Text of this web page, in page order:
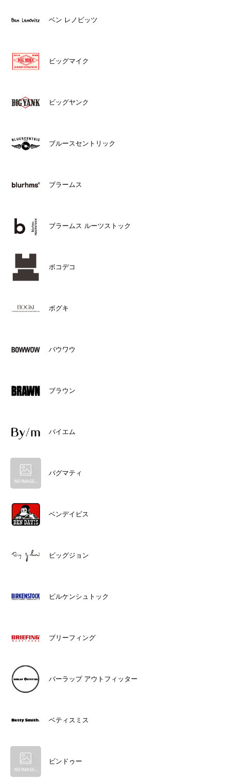
ベン レノビッツ
ビッグマイク
ビッグヤンク
ブルースセントリック
ブラームス
ブラームス ルーツストック
ボコデコ
ボグキ
バウワウ
ブラウン
バイエム
バグマティ
ベンデイビス
ビッグジョン
ビルケンシュトック
ブリーフィング
バーラップ アウトフィッター
ベティスミス
ビンドゥー